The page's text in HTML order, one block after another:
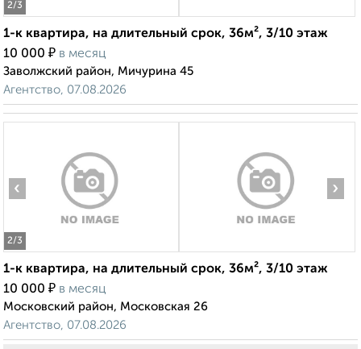
2/3
1-к квартира, на длительный срок, 36м², 3/10 этаж
10 000 ₽ в месяц
Заволжский район, Мичурина 45
Агентство, 07.08.2026
2/3
‹ ›
1-к квартира, на длительный срок, 36м², 3/10 этаж
10 000 ₽ в месяц
Московский район, Московская 26
Агентство, 07.08.2026